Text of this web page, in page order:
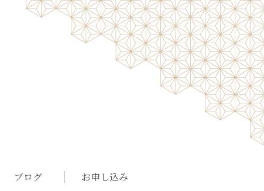
ブログ お申し込み